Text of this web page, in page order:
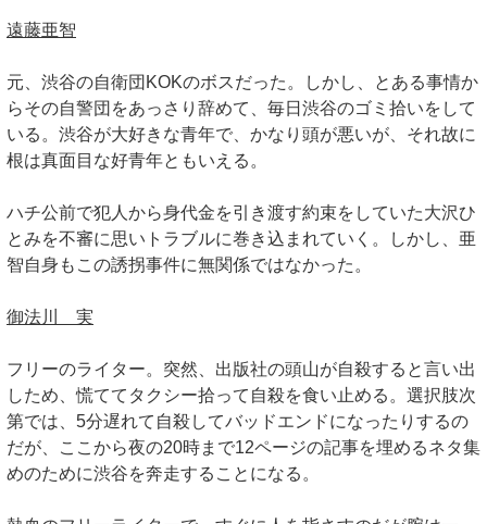
遠藤亜智
元、渋谷の自衛団KOKのボスだった。しかし、とある事情か
らその自警団をあっさり辞めて、毎日渋谷のゴミ拾いをして
いる。渋谷が大好きな青年で、かなり頭が悪いが、それ故に
根は真面目な好青年ともいえる。
ハチ公前で犯人から身代金を引き渡す約束をしていた大沢ひ
とみを不審に思いトラブルに巻き込まれていく。しかし、亜
智自身もこの誘拐事件に無関係ではなかった。
御法川 実
フリーのライター。突然、出版社の頭山が自殺すると言い出
しため、慌ててタクシー拾って自殺を食い止める。選択肢次
第では、5分遅れて自殺してバッドエンドになったりするの
だが、ここから夜の20時まで12ページの記事を埋めるネタ集
めのために渋谷を奔走することになる。